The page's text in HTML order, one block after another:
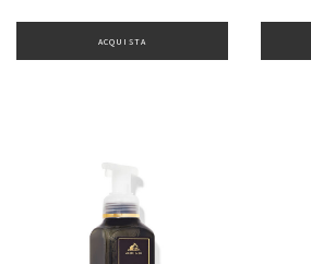
ACQUISTA